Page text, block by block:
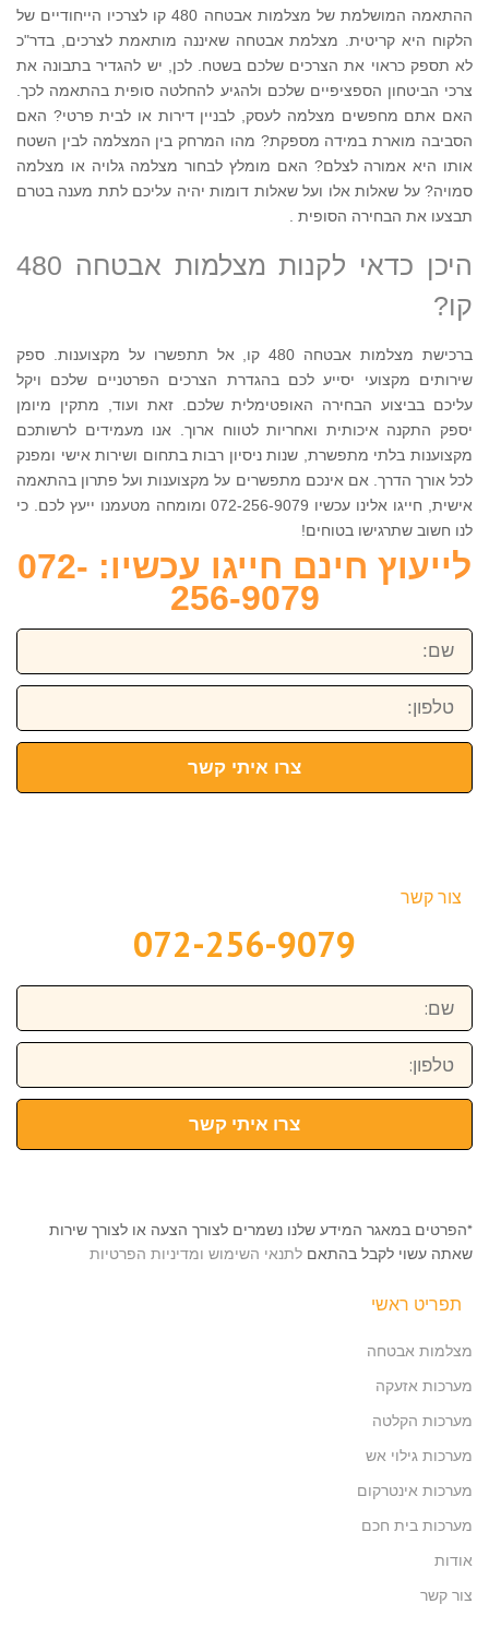
ההתאמה המושלמת של מצלמות אבטחה 480 קו לצרכיו הייחודיים של
הלקוח היא קריטית. מצלמת אבטחה שאיננה מותאמת לצרכים, בדר"כ
לא תספק כראוי את הצרכים שלכם בשטח. לכן, יש להגדיר בתבונה את
צרכי הביטחון הספציפיים שלכם ולהגיע להחלטה סופית בהתאמה לכך.
האם אתם מחפשים מצלמה לעסק, לבניין דירות או לבית פרטי? האם
הסביבה מוארת במידה מספקת? מהו המרחק בין המצלמה לבין השטח
אותו היא אמורה לצלם? האם מומלץ לבחור מצלמה גלויה או מצלמה
סמויה? על שאלות אלו ועל שאלות דומות יהיה עליכם לתת מענה בטרם
תבצעו את הבחירה הסופית .
היכן כדאי לקנות מצלמות אבטחה 480
קו?
ברכישת מצלמות אבטחה 480 קו, אל תתפשרו על מקצוענות. ספק
שירותים מקצועי יסייע לכם בהגדרת הצרכים הפרטניים שלכם ויקל
עליכם בביצוע הבחירה האופטימלית שלכם. זאת ועוד, מתקין מיומן
יספק התקנה איכותית ואחריות לטווח ארוך. אנו מעמידים לרשותכם
מקצוענות בלתי מתפשרת, שנות ניסיון רבות בתחום ושירות אישי ומפנק
לכל אורך הדרך. אם אינכם מתפשרים על מקצוענות ועל פתרון בהתאמה
אישית, חייגו אלינו עכשיו 072-256-9079 ומומחה מטעמנו ייעץ לכם. כי
לנו חשוב שתרגישו בטוחים!
לייעוץ חינם חייגו עכשיו: 072-
256-9079
שם:
טלפון:
צרו איתי קשר
צור קשר
072-256-9079
שם:
טלפון:
צרו איתי קשר
*הפרטים במאגר המידע שלנו נשמרים לצורך הצעה או לצורך שירות
שאתה עשוי לקבל בהתאם לתנאי השימוש ומדיניות הפרטיות
תפריט ראשי
מצלמות אבטחה
מערכות אזעקה
מערכות הקלטה
מערכות גילוי אש
מערכות אינטרקום
מערכות בית חכם
אודות
צור קשר